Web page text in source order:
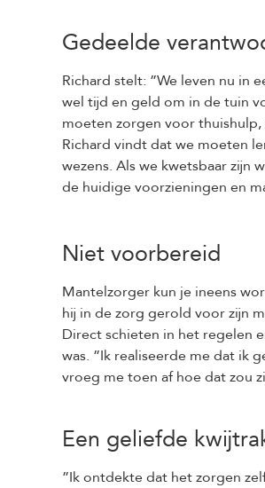
Gedeelde
Richard stelt: ”We leven nu in
wel tijd en geld om in de tuin
moeten zorgen voor
Richard vindt dat we moeten
wezens. Als we kwetsbaar zijn
de huidige voorzieningen en
Niet voorbereid
Mantelzorger kun je ineens
hij in de zorg gerold voor zijn
Direct schieten in het regelen
was. ”Ik realiseerde me dat ik
vroeg me toen af hoe dat zou
Een geliefde
”Ik ontdekte dat het zorgen